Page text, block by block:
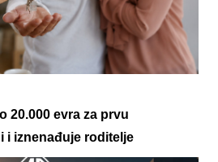
20.000 evra za prvu
i iznenađuje roditelje